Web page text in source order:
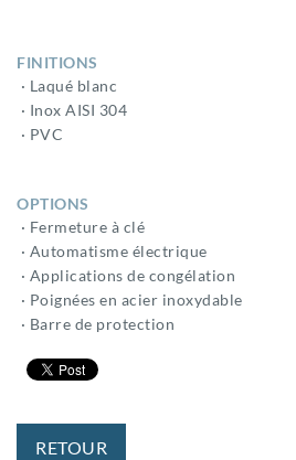
FINITIONS
· Laqué blanc
· Inox AISI 304
· PVC
OPTIONS
· Fermeture à clé
· Automatisme électrique
· Applications de congélation
· Poignées en acier inoxydable
· Barre de protection
RETOUR